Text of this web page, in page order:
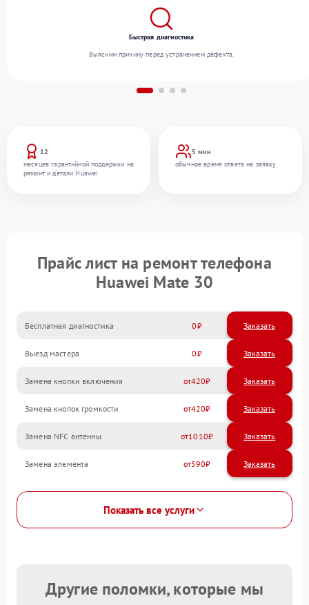
12
месяцев гарантийной поддержки на
ремонт и детали Huawei
5 мин
обычное время ответа на заявку
Быстрая диагностика
Выясним причину перед устранением дефекта.
Прайс лист на ремонт телефона
Huawei Mate 30
Бесплатная диагностика 0 Заказать
Выезд мастера 0 Заказать
Замена кнопки включения 420
Замена кнопок громкости 420
Замена NFC антенны 1010
Замена элемента 590
Показать все услуги
Другие поломки, которые мы